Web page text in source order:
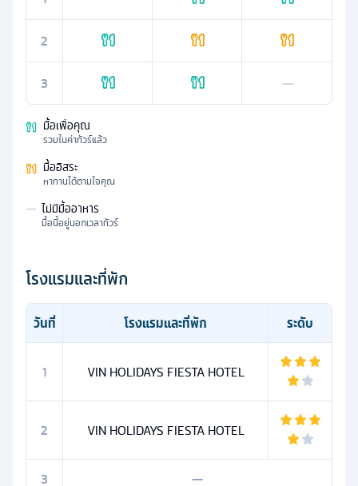
2
3 —
มื้อเพื่อคุณ
รวมในค่าทัวร์แล้ว
มื้ออิสระ
หาทานได้ตามใจคุณ
— ไม่มีมื้ออาหาร
มื้อนี้อยู่นอกเวลาทัวร์
โรงแรมและที่พัก
วันที่ โรงแรมและที่พัก ระดับ
1 VIN HOLIDAYS FIESTA HOTEL
2 VIN HOLIDAYS FIESTA HOTEL
3 —